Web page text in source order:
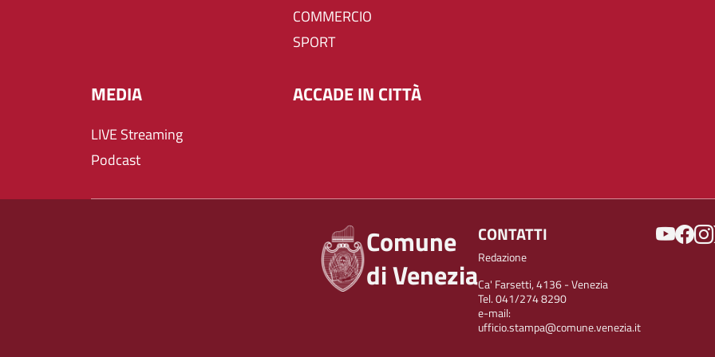
COMMERCIO
SPORT
MEDIA
LIVE Streaming
Podcast
ACCADE IN CITTÀ
Comune
di Venezia
CONTATTI
Redazione
Ca' Farsetti, 4136 - Venezia
Tel. 041/274 8290
e-mail:
ufficio.stampa@comune.venezia.it